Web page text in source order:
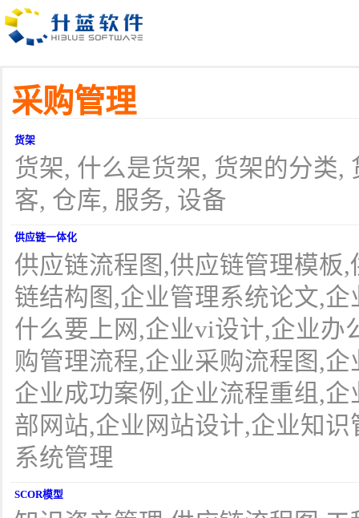
采购管理
货架
货架, 什么是货架, 货架的分类,
客, 仓库, 服务, 设备
供应链一体化
供应链流程图,供应链管理模板
链结构图,企业管理系统论文,
什么要上网,企业vi设计,企业办
购管理流程,企业采购流程图,
企业成功案例,企业流程重组,
部网站,企业网站设计,企业知识
系统管理
SCOR模型